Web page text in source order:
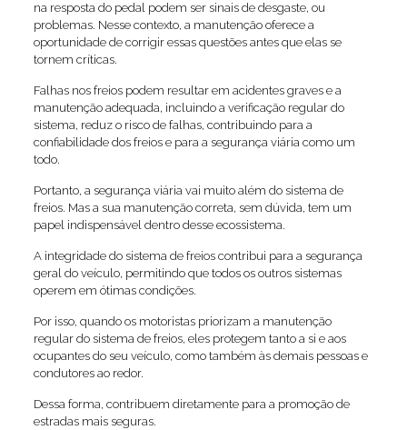
na resposta do pedal podem ser sinais de desgaste, ou
problemas. Nesse contexto, a manutenção oferece a
oportunidade de corrigir essas questões antes que elas se
tornem críticas.
Falhas nos freios podem resultar em acidentes graves e a
manutenção adequada, incluindo a verificação regular do
sistema, reduz o risco de falhas, contribuindo para a
confiabilidade dos freios e para a segurança viária como um
todo.
Portanto, a segurança viária vai muito além do sistema de
freios. Mas a sua manutenção correta, sem dúvida, tem um
papel indispensável dentro desse ecossistema.
A integridade do sistema de freios contribui para a segurança
geral do veículo, permitindo que todos os outros sistemas
operem em ótimas condições.
Por isso, quando os motoristas priorizam a manutenção
regular do sistema de freios, eles protegem tanto a si e aos
ocupantes do seu veículo, como também às demais pessoas e
condutores ao redor.
Dessa forma, contribuem diretamente para a promoção de
estradas mais seguras.